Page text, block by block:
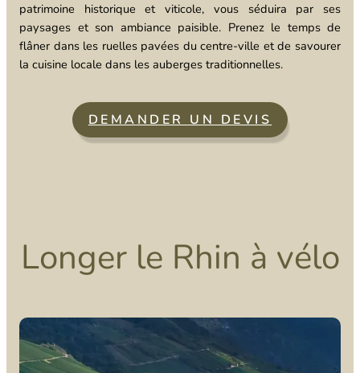
patrimoine historique et viticole, vous séduira par ses
paysages et son ambiance paisible. Prenez le temps de
flâner dans les ruelles pavées du centre-ville et de savourer
la cuisine locale dans les auberges traditionnelles.
DEMANDER UN DEVIS
Longer le Rhin à vélo